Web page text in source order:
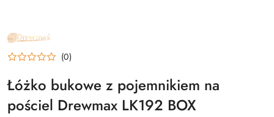
NAZWA
PRODUCENTA:
DREWMAX (0)
Łóżko bukowe z pojemnikiem na
pościel Drewmax LK192 BOX